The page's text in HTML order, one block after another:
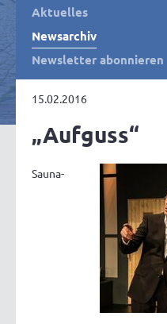
Aktuelles
Newsarchiv
Newsletter abonnieren
15.02.2016
„Aufguss“
Sauna-